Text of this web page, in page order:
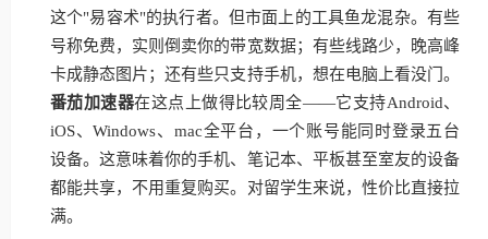
这个"易容术"的执行者。但市面上的工具鱼龙混杂。有些
号称免费，实则倒卖你的带宽数据；有些线路少，晚高峰
卡成静态图片；还有些只支持手机，想在电脑上看没门。
番茄加速器在这点上做得比较周全——它支持Android、
iOS、Windows、mac全平台，一个账号能同时登录五台
设备。这意味着你的手机、笔记本、平板甚至室友的设备
都能共享，不用重复购买。对留学生来说，性价比直接拉
满。